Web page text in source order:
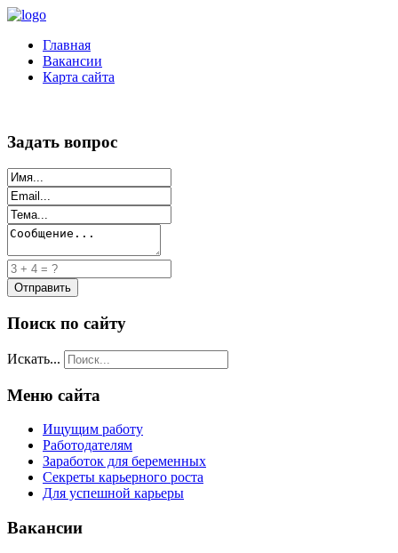
Главная
Вакансии
Карта сайта
Задать вопрос
Поиск по сайту
Искать...
Меню сайта
Ищущим работу
Работодателям
Заработок для беременных
Секреты карьерного роста
Для успешной карьеры
Вакансии